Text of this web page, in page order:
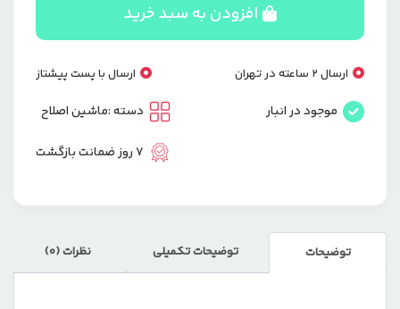
شارژی
براون
BRAUN
مدل
72N4200cs
عدد
افزودن به سبد خرید
ارسال 2 ساعته در تهران ارسال با پست پیشتاز
موجود در انبار دسته :ماشین اصلاح
7 روز ضمانت بازگشت
توضیحات توضیحات تکمیلی نظرات (0)